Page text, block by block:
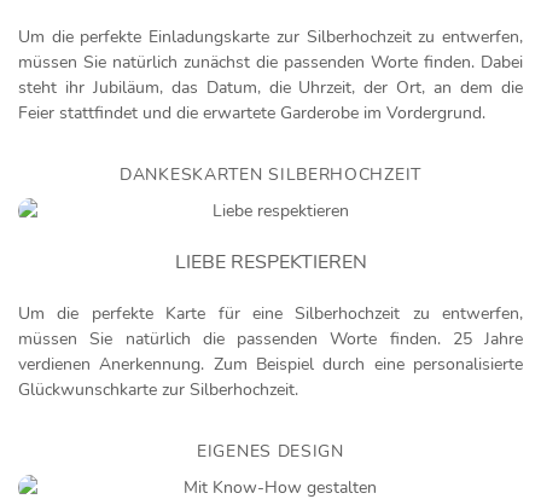
Um die perfekte Einladungskarte zur Silberhochzeit zu entwerfen,
müssen Sie natürlich zunächst die passenden Worte finden. Dabei
steht ihr Jubiläum, das Datum, die Uhrzeit, der Ort, an dem die
Feier stattfindet und die erwartete Garderobe im Vordergrund.
DANKESKARTEN SILBERHOCHZEIT
LIEBE RESPEKTIEREN
Um die perfekte Karte für eine Silberhochzeit zu entwerfen,
müssen Sie natürlich die passenden Worte finden. 25 Jahre
verdienen Anerkennung. Zum Beispiel durch eine personalisierte
Glückwunschkarte zur Silberhochzeit.
EIGENES DESIGN